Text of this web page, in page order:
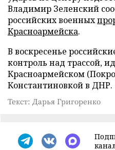
Владимир Зеленский
российских военных
Красноармейска.
В воскресенье
контроль над трассой,
Красноармейском
Константиновкой в ДНР.
Текст: Дарья Григоренко